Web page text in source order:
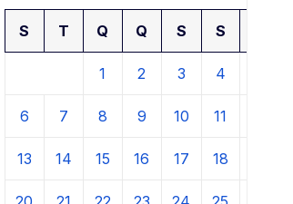
S T Q Q S S
1 2 3 4
6 7 8 9 10 11
13 14 15 16 17 18